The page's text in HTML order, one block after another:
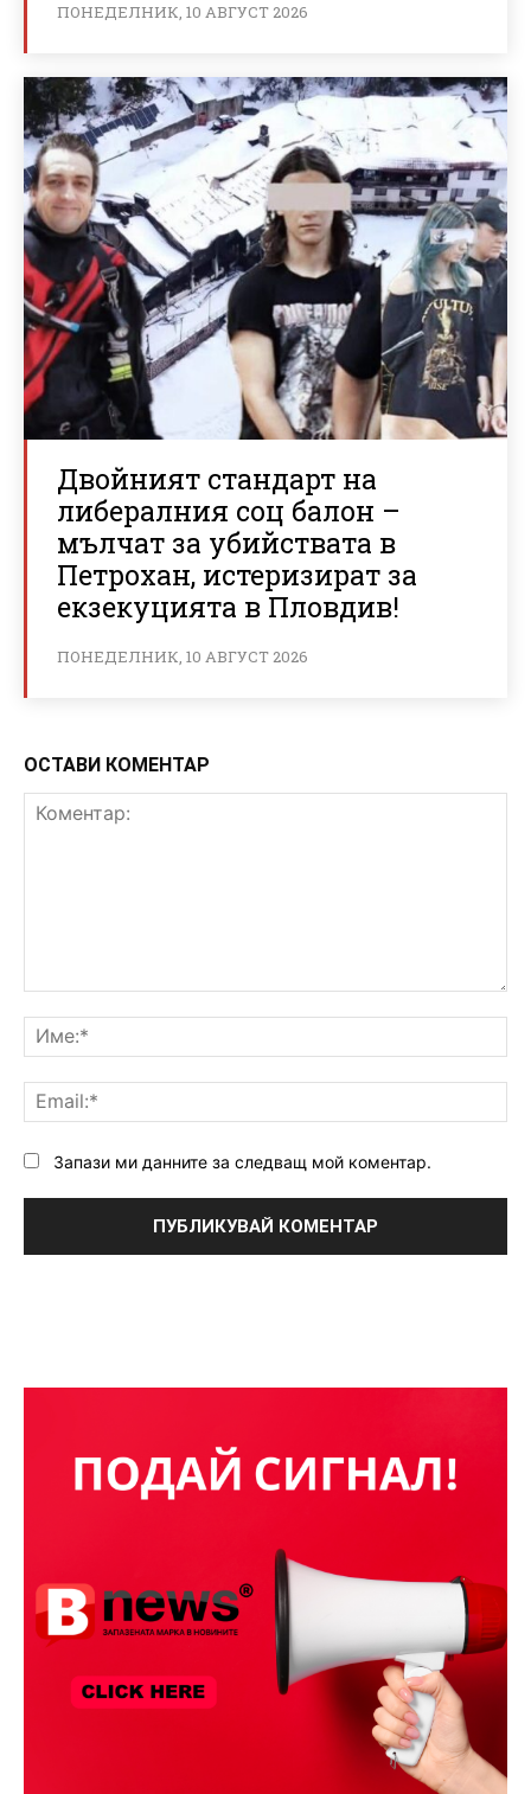
ПОНЕДЕЛНИК, 10 АВГУСТ 2026
Двойният стандарт на
либералния соц балон –
мълчат за убийствата в
Петрохан, истеризират за
екзекуцията в Пловдив!
ПОНЕДЕЛНИК, 10 АВГУСТ 2026
ОСТАВИ КОМЕНТАР
Запази ми данните за следващ мой коментар.